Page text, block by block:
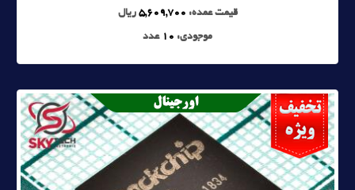
قیمت عمده: 5,609,700 ریال
موجودی: 10 عدد